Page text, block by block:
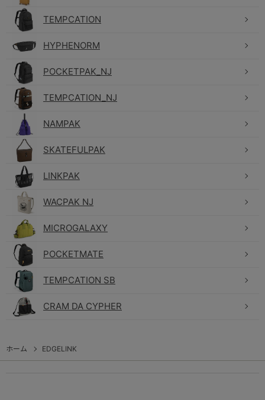
TEMPCATION
HYPHENORM
POCKETPAK_NJ
TEMPCATION_NJ
NAMPAK
SKATEFULPAK
LINKPAK
WACPAK NJ
MICROGALAXY
POCKETMATE
TEMPCATION SB
CRAM DA CYPHER
ホーム EDGELINK